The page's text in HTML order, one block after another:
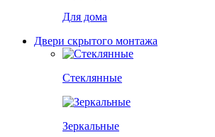
Для дома
Двери скрытого монтажа
Стеклянные
Зеркальные